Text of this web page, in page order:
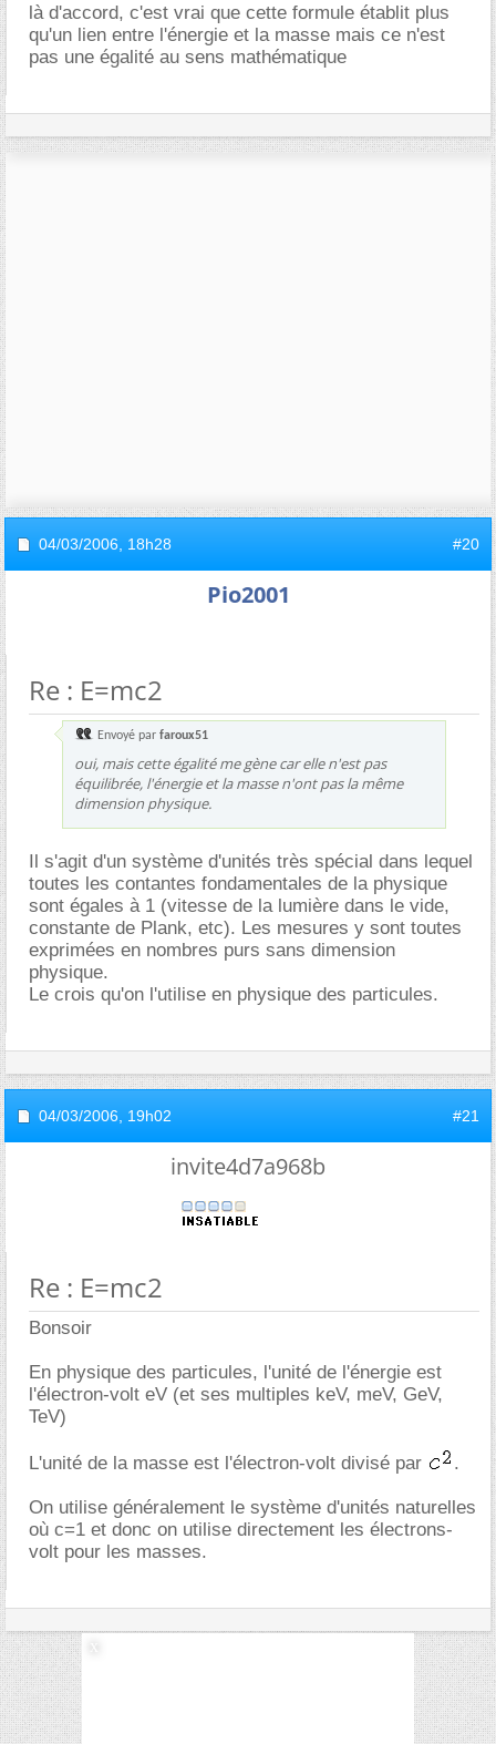
là d'accord, c'est vrai que cette formule établit plus
qu'un lien entre l'énergie et la masse mais ce n'est
pas une égalité au sens mathématique
04/03/2006, 18h28 #20
Pio2001
Re : E=mc2
Envoyé par faroux51
oui, mais cette égalité me gène car elle n'est pas
équilibrée, l'énergie et la masse n'ont pas la même
dimension physique.
Il s'agit d'un système d'unités très spécial dans lequel
toutes les contantes fondamentales de la physique
sont égales à 1 (vitesse de la lumière dans le vide,
constante de Plank, etc). Les mesures y sont toutes
exprimées en nombres purs sans dimension
physique.
Le crois qu'on l'utilise en physique des particules.
04/03/2006, 19h02 #21
invite4d7a968b
Re : E=mc2
Bonsoir
En physique des particules, l'unité de l'énergie est
l'électron-volt eV (et ses multiples keV, meV, GeV,
TeV)
L'unité de la masse est l'électron-volt divisé par .
On utilise généralement le système d'unités naturelles
où c=1 et donc on utilise directement les électrons-
volt pour les masses.